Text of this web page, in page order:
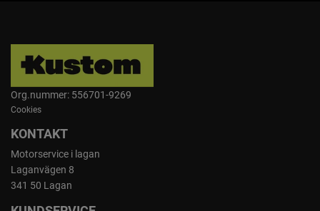
Org.nummer: 556701-9269
Cookies
KONTAKT
Motorservice i lagan
Laganvägen 8
341 50 Lagan